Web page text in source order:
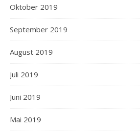
Oktober 2019
September 2019
August 2019
Juli 2019
Juni 2019
Mai 2019